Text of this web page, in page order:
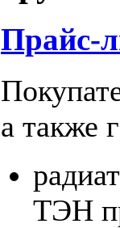
Прайс-
а также
ТЭН